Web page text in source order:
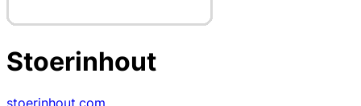
Stoerinhout
stoerinhout.com